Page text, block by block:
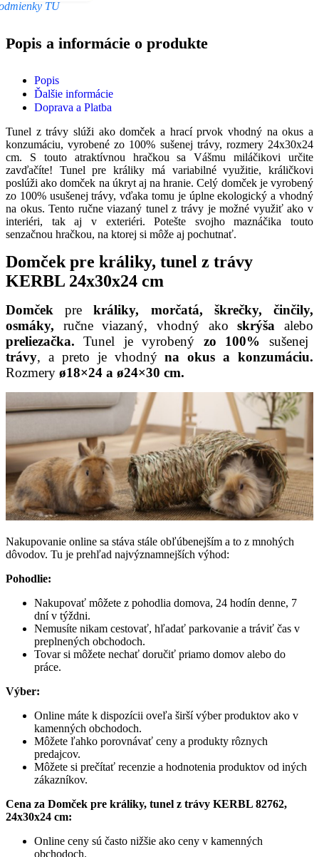
TU
Popis a informácie o produkte
Popis
Ďalšie informácie
Doprava a Platba
Tunel z trávy slúži ako domček a hrací prvok vhodný na okus a
konzumáciu, vyrobené zo 100% sušenej trávy, rozmery 24x30x24
cm. S touto atraktívnou hračkou sa Vášmu miláčikovi určite
zavďačíte! Tunel pre králiky má variabilné využitie, králičkovi
poslúži ako domček na úkryt aj na hranie. Celý domček je vyrobený
zo 100% usušenej trávy, vďaka tomu je úplne ekologický a vhodný
na okus. Tento ručne viazaný tunel z trávy je možné využiť ako v
interiéri, tak aj v exteriéri. Potešte svojho maznáčika touto
senzačnou hračkou, na ktorej si môže aj pochutnať.
Domček pre králiky, tunel z trávy
KERBL 24x30x24 cm
Domček pre králiky,
morčatá, škrečky, činčily,
osmáky, ručne viazaný, vhodný akoskrýšaalebo
preliezačka.Tunel je vyrobený zo 100% sušenej
trávy, a preto je vhodnýna okus a konzumáciu.
Rozmery ø18×24 a ø24×30 cm.
Nakupovanie online sa stáva stále obľúbenejším a to z mnohých
dôvodov. Tu je prehľad najvýznamnejších výhod:
Pohodlie:
Nakupovať môžete z pohodlia domova, 24 hodín denne, 7
dní v týždni.
Nemusíte nikam cestovať, hľadať parkovanie a tráviť čas v
preplnených obchodoch.
Tovar si môžete nechať doručiť priamo domov alebo do
práce.
Výber:
Online máte k dispozícii oveľa širší výber produktov ako v
kamenných obchodoch.
Môžete ľahko porovnávať ceny a produkty rôznych
predajcov.
Môžete si prečítať recenzie a hodnotenia produktov od iných
zákazníkov.
Cena za Domček pre králiky, tunel z trávy KERBL 82762,
24x30x24 cm:
Online ceny sú často nižšie ako ceny v kamenných
obchodoch.